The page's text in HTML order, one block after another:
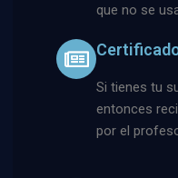
que no se
Si tienes tu
entonces
por el